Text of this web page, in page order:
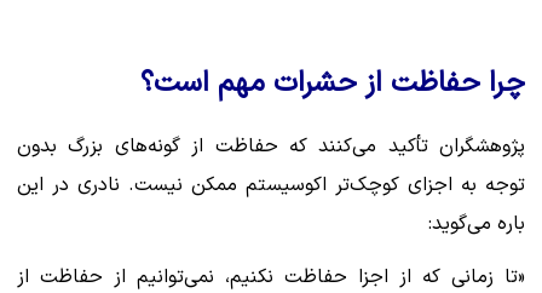
چرا حفاظت از حشرات مهم است؟
پژوهشگران تأکید می‌کنند که حفاظت از گونه‌های بزرگ بدون
توجه به اجزای کوچک‌تر اکوسیستم ممکن نیست. نادری در این
باره می‌گوید:
«تا زمانی که از اجزا حفاظت نکنیم، نمی‌توانیم از حفاظت از